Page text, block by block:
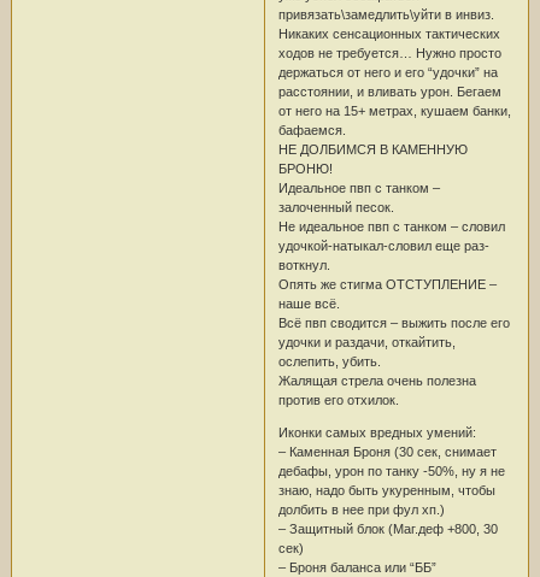
привязать\замедлить\уйти в инвиз.
Никаких сенсационных тактических
ходов не требуется… Нужно просто
держаться от него и его “удочки” на
расстоянии, и вливать урон. Бегаем
от него на 15+ метрах, кушаем банки,
бафаемся.
НЕ ДОЛБИМСЯ В КАМЕННУЮ
БРОНЮ!
Идеальное пвп с танком –
залоченный песок.
Не идеальное пвп с танком – словил
удочкой-натыкал-словил еще раз-
воткнул.
Опять же стигма ОТСТУПЛЕНИЕ –
наше всё.
Всё пвп сводится – выжить после его
удочки и раздачи, откайтить,
ослепить, убить.
Жалящая стрела очень полезна
против его отхилок.
Иконки самых вредных умений:
– Каменная Броня (30 сек, снимает
дебафы, урон по танку -50%, ну я не
знаю, надо быть укуренным, чтобы
долбить в нее при фул хп.)
– Защитный блок (Маг.деф +800, 30
сек)
– Броня баланса или “ББ”